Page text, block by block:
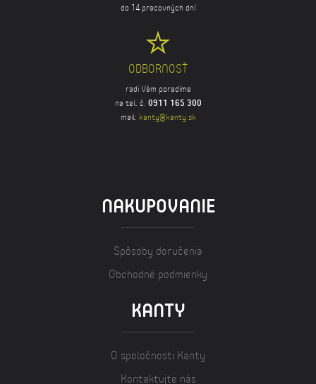
do 14 pracovných dní
ODBORNOSŤ
radi Vám poradíme
na tel. č. 0911 165 300
mail: kanty@kanty.sk
NAKUPOVANIE
Spôsoby doručenia
Obchodné podmienky
KANTY
O spoločnosti Kanty
Kontaktujte nás